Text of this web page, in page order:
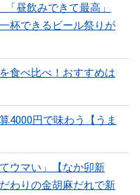
「昼飲みできて最高」
杯できるビール祭りが
食べ比べ！おすすめは
4000円で味わう【うま
ウマい」【なか卯新
わりの金胡麻だれで新